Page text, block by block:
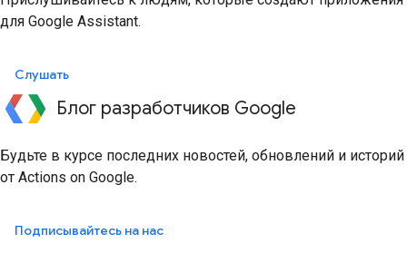
для Google Assistant.
Слушать
Блог разработчиков Google
Будьте в курсе последних новостей, обновлений и историй
от Actions on Google.
Подписывайтесь на нас